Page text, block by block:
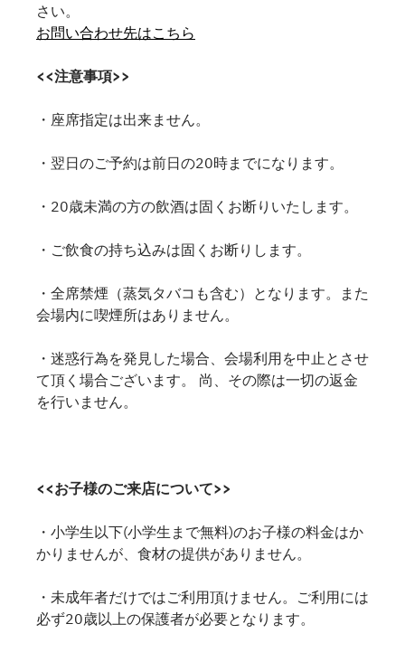
さい。
お問い合わせ先はこちら
<<注意事項>>
・座席指定は出来ません。
・翌日のご予約は前日の20時までになります。
・20歳未満の方の飲酒は固くお断りいたします。
・ご飲食の持ち込みは固くお断りします。
・全席禁煙（蒸気タバコも含む）となります。また
会場内に喫煙所はありません。
・迷惑行為を発見した場合、会場利用を中止とさせ
て頂く場合ございます。 尚、その際は一切の返金
を行いません。
<<お子様のご来店について>>
・小学生以下(小学生まで無料)のお子様の料金はか
かりませんが、食材の提供がありません。
・未成年者だけではご利用頂けません。ご利用には
必ず20歳以上の保護者が必要となります。